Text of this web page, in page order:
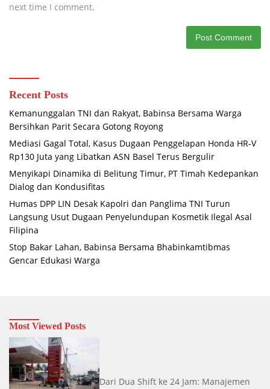
next time I comment.
Recent Posts
Kemanunggalan TNI dan Rakyat, Babinsa Bersama Warga
Bersihkan Parit Secara Gotong Royong
Mediasi Gagal Total, Kasus Dugaan Penggelapan Honda HR-V
Rp130 Juta yang Libatkan ASN Basel Terus Bergulir
Menyikapi Dinamika di Belitung Timur, PT Timah Kedepankan
Dialog dan Kondusifitas
Humas DPP LIN Desak Kapolri dan Panglima TNI Turun
Langsung Usut Dugaan Penyelundupan Kosmetik Ilegal Asal
Filipina
Stop Bakar Lahan, Babinsa Bersama Bhabinkamtibmas
Gencar Edukasi Warga
Most Viewed Posts
Dari Dua Shift ke 24 Jam: Manajemen